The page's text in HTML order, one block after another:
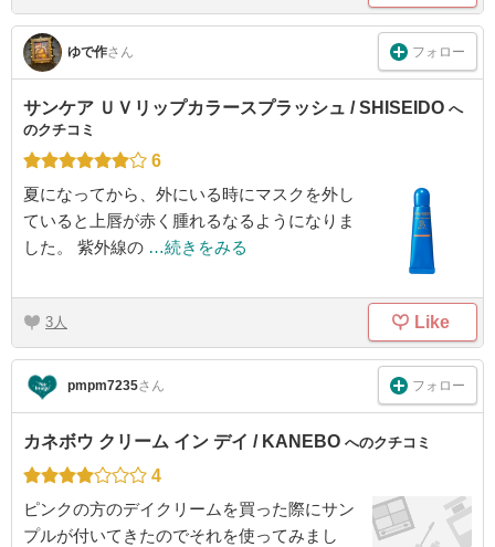
ゆで作さん フォロー
サンケア ＵＶリップカラースプラッシュ / SHISEIDO へ
のクチコミ
6
夏になってから、外にいる時にマスクを外し
ていると上唇が赤く腫れるなるようになりま
した。 紫外線の …続きをみる
3 Like
pmpm7235さん フォロー
カネボウ クリーム イン デイ / KANEBO へのクチコミ
4
ピンクの方のデイクリームを買った際にサン
プルが付いてきたのでそれを使ってみまし